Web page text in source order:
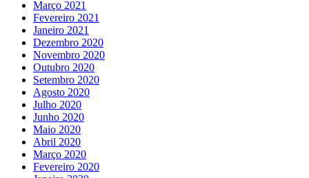
Março 2021
Fevereiro 2021
Janeiro 2021
Dezembro 2020
Novembro 2020
Outubro 2020
Setembro 2020
Agosto 2020
Julho 2020
Junho 2020
Maio 2020
Abril 2020
Março 2020
Fevereiro 2020